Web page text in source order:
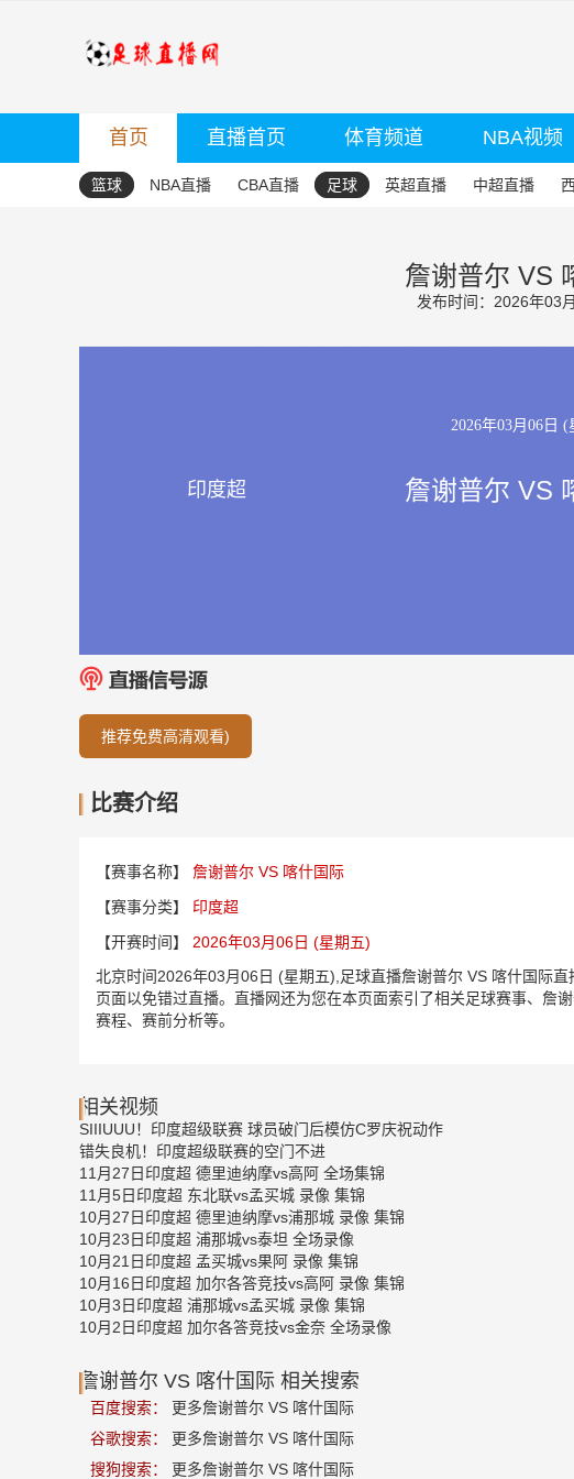
首页 直播首页 体育频道 NBA视频
篮球 NBA直播 CBA直播 足球 英超直播 中超直播
詹谢普尔 VS
发布时间：2026年03
2026年03月06日 (
印度超 詹谢普尔 VS
推荐免费高清观看)
比赛介绍
【赛事名称】
詹谢普尔 VS 喀什国际
【赛事分类】
印度超
【开赛时间】
2026年03月06日 (星期五)
北京时间2026年03月06日 (星期五),足球直播詹谢普尔 VS 喀什国际
页面以免错过直播。直播网还为您在本页面索引了相关足球赛事、詹
赛程、赛前分析等。
相关视频
SIIIUUU！印度超级联赛 球员破门后模仿C罗庆祝动作
错失良机！印度超级联赛的空门不进
11月27日印度超 德里迪纳摩vs高阿 全场集锦
11月5日印度超 东北联vs孟买城 录像 集锦
10月27日印度超 德里迪纳摩vs浦那城 录像 集锦
10月23日印度超 浦那城vs泰坦 全场录像
10月21日印度超 孟买城vs果阿 录像 集锦
10月16日印度超 加尔各答竞技vs高阿 录像 集锦
10月3日印度超 浦那城vs孟买城 录像 集锦
10月2日印度超 加尔各答竞技vs金奈 全场录像
詹谢普尔 VS 喀什国际 相关搜索
百度搜索：
更多詹谢普尔 VS 喀什国际
谷歌搜索：
更多詹谢普尔 VS 喀什国际
搜狗搜索：
更多詹谢普尔 VS 喀什国际